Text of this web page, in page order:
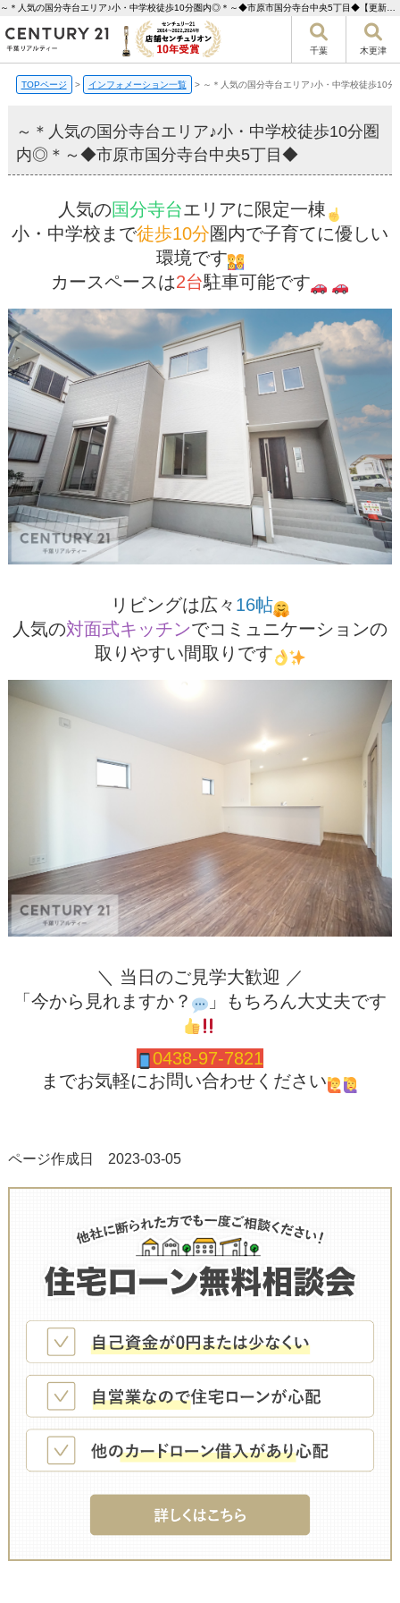
千葉 木更津
TOPページ > インフォメーション一覧 > ～＊人気の国分寺台エリア♪小・中学校徒歩10
～＊人気の国分寺台エリア♪小・中学校徒歩10分圏
内◎＊～◆市原市国分寺台中央5丁目◆
人気の国分寺台エリアに限定一棟
小・中学校まで徒歩10分圏内で子育てに優しい
環境です
カースペースは2台駐車可能です
リビングは広々 16帖
人気の対面式キッチンでコミュニケーションの
取りやすい間取りです
＼ 当日のご見学大歓迎 ／
「今から見れますか？
」もちろん大丈夫です
0438-97-7821
までお気軽にお問い合わせください
ページ作成日 2023-03-05